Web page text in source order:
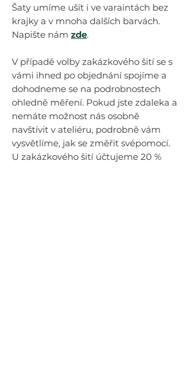
Šaty umíme ušít i ve varaintách bez
krajky a v mnoha dalších barvách.
Napište nám zde.
V případě volby zakázkového šití se s
vámi ihned po objednání spojíme a
dohodneme se na podrobnostech
ohledně měření. Pokud jste zdaleka a
nemáte možnost nás osobně
navštívit v ateliéru, podrobně vám
vysvětlíme, jak se změřit svépomocí.
U zakázkového šití účtujeme 20 %